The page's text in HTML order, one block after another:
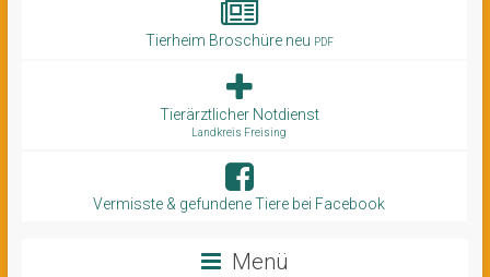
Tierheim Broschüre neu PDF
Tierärztlicher Notdienst
Landkreis Freising
Vermisste & gefundene Tiere bei Facebook
Menü